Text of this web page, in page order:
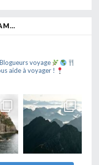
Blogueurs voyage
aide à voyager !